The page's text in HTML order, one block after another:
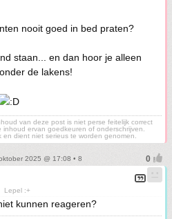
nooit goed in bed praten?
staan... en dan hoor je alleen
de lakens!
van deze post is niet perse feitelijk correct
ervan goedkeuren of onderschrijven.
dient niet serieus te worden genomen.
2025 @ 17:08 • 8
Lepel :+
kunnen reageren?